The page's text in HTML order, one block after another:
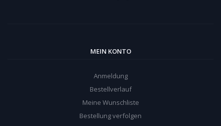
MEIN KONTO
Anmeldung
Bestellverlauf
Meine Wunschliste
Bestellung verfolgen